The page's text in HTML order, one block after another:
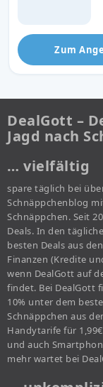
Zum
DealGott –
Jagd nach
… vielfältig
spare täglich bei
Schnäppchenblog
Schnäppchen. Seit
Deals. In den
besten Deals aus
Finanzen (Kredite
wenn DealGott auf
findet. Bei DealGott
10% unter dem
Schnäppchen aus
Handytarife für
und auch
mehr wartet bei